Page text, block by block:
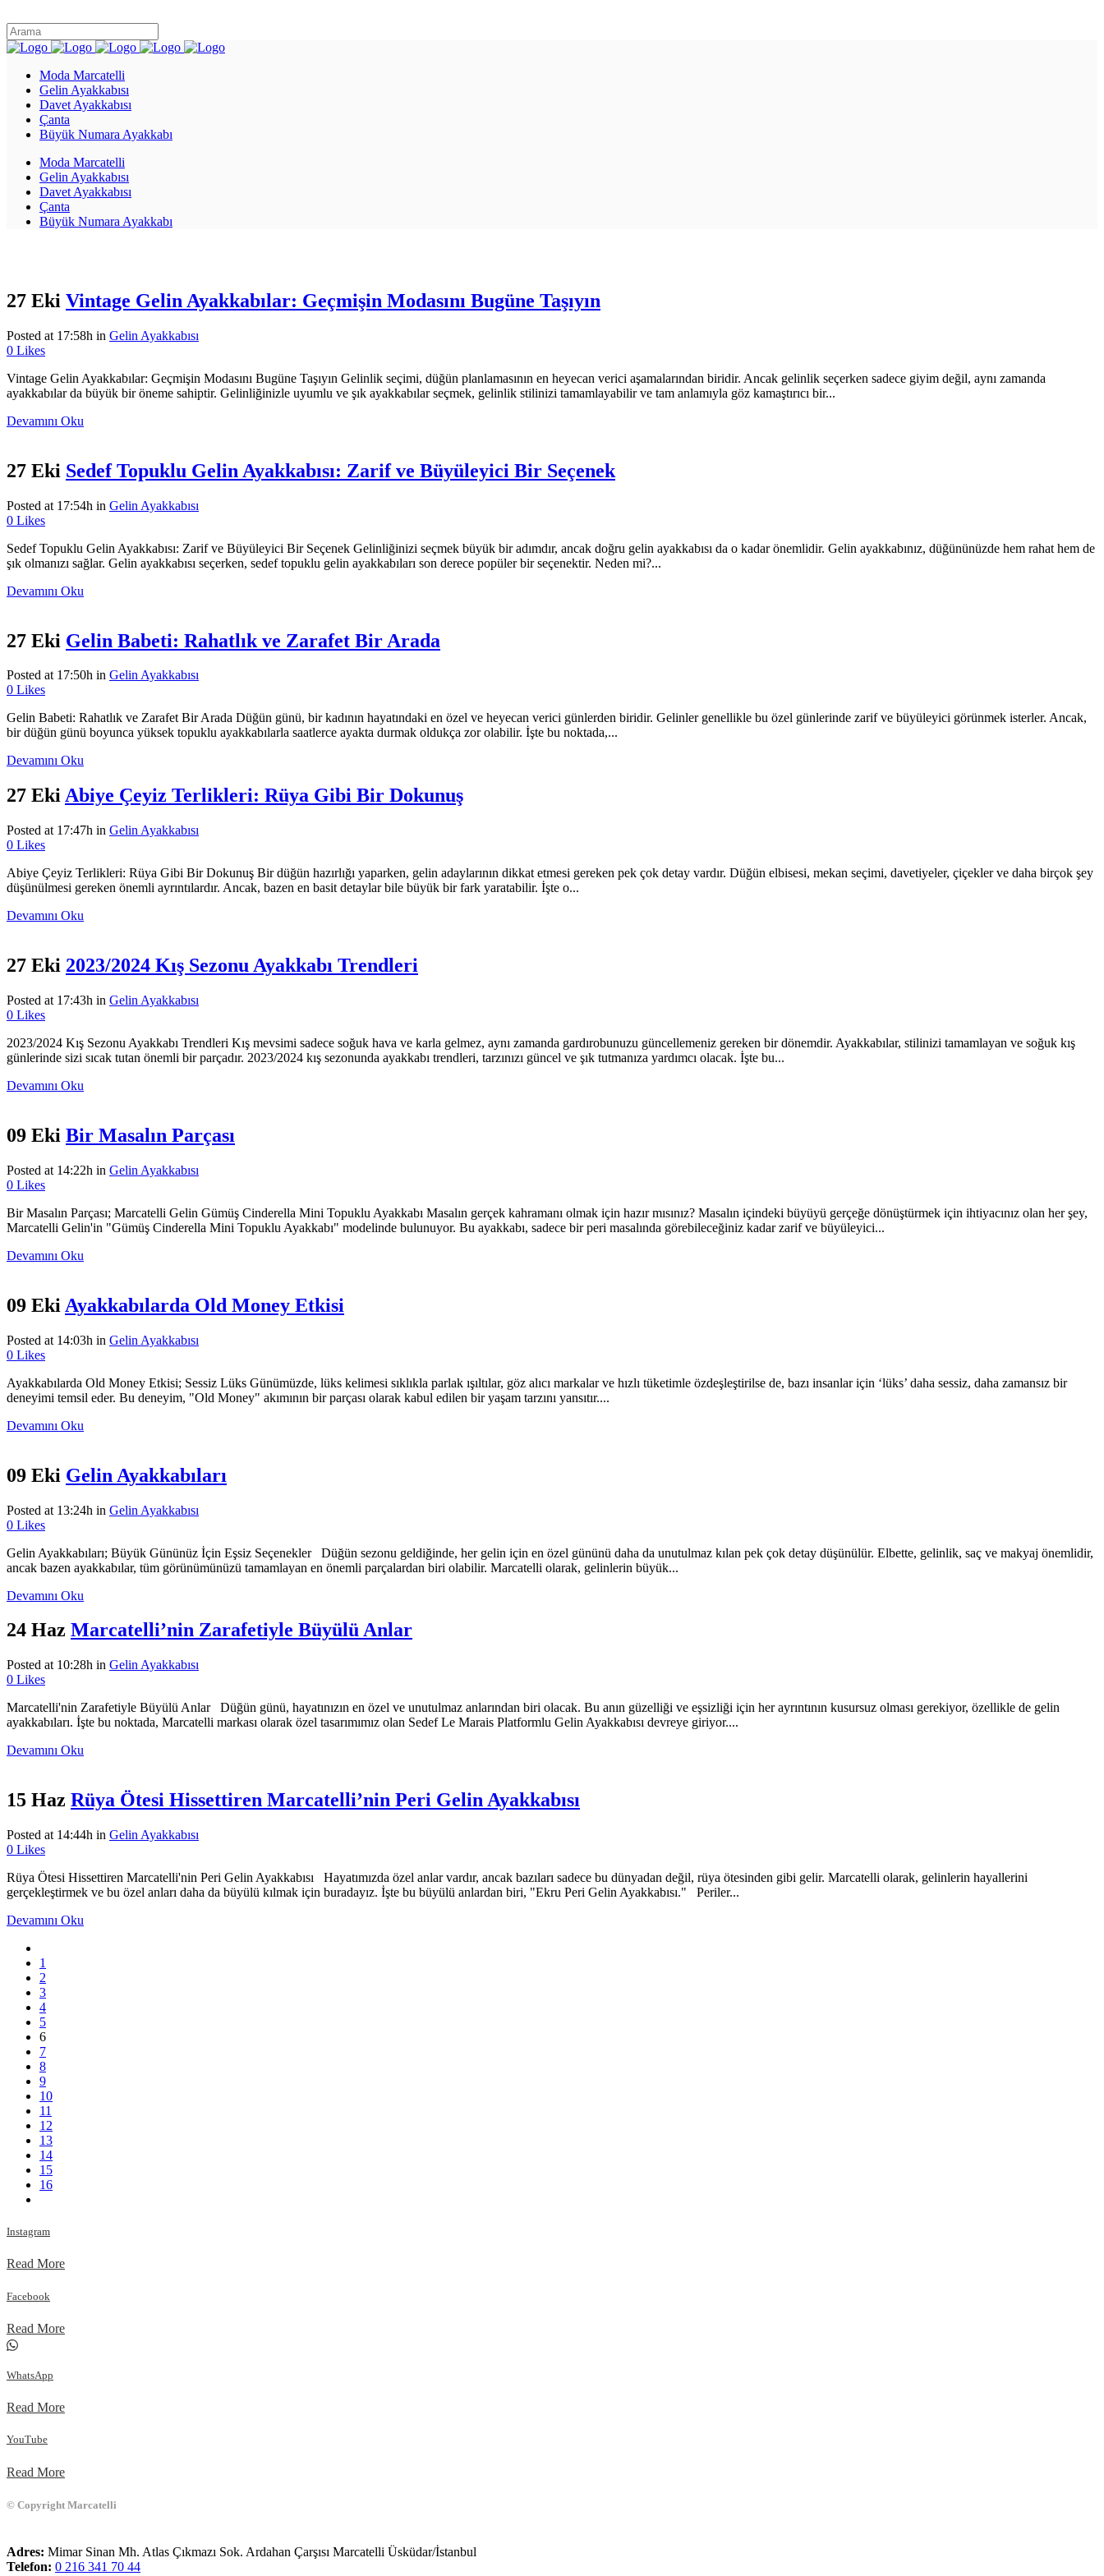
Moda Marcatelli
Gelin Ayakkabısı
Davet Ayakkabısı
Çanta
Büyük Numara Ayakkabı
Moda Marcatelli
Gelin Ayakkabısı
Davet Ayakkabısı
Çanta
Büyük Numara Ayakkabı
27 Eki Vintage Gelin Ayakkabılar: Geçmişin Modasını Bugüne Taşıyın
Posted at 17:58h in Gelin Ayakkabısı
0 Likes
Vintage Gelin Ayakkabılar: Geçmişin Modasını Bugüne Taşıyın Gelinlik seçimi, düğün planlamasının en heyecan verici aşamalarından biridir. Ancak gelinlik seçerken sadece giyim değil, aynı zamanda
ayakkabılar da büyük bir öneme sahiptir. Gelinliğinizle uyumlu ve şık ayakkabılar seçmek, gelinlik stilinizi tamamlayabilir ve tam anlamıyla göz kamaştırıcı bir...
Devamını Oku
27 Eki Sedef Topuklu Gelin Ayakkabısı: Zarif ve Büyüleyici Bir Seçenek
Posted at 17:54h in Gelin Ayakkabısı
0 Likes
Sedef Topuklu Gelin Ayakkabısı: Zarif ve Büyüleyici Bir Seçenek Gelinliğinizi seçmek büyük bir adımdır, ancak doğru gelin ayakkabısı da o kadar önemlidir. Gelin ayakkabınız, düğününüzde hem rahat hem de
şık olmanızı sağlar. Gelin ayakkabısı seçerken, sedef topuklu gelin ayakkabıları son derece popüler bir seçenektir. Neden mi?...
Devamını Oku
27 Eki Gelin Babeti: Rahatlık ve Zarafet Bir Arada
Posted at 17:50h in Gelin Ayakkabısı
0 Likes
Gelin Babeti: Rahatlık ve Zarafet Bir Arada Düğün günü, bir kadının hayatındaki en özel ve heyecan verici günlerden biridir. Gelinler genellikle bu özel günlerinde zarif ve büyüleyici görünmek isterler. Ancak,
bir düğün günü boyunca yüksek topuklu ayakkabılarla saatlerce ayakta durmak oldukça zor olabilir. İşte bu noktada,...
Devamını Oku
27 EkiAbiye Çeyiz Terlikleri: Rüya Gibi Bir Dokunuş
Posted at 17:47h in Gelin Ayakkabısı
0 Likes
Abiye Çeyiz Terlikleri: Rüya Gibi Bir Dokunuş Bir düğün hazırlığı yaparken, gelin adaylarının dikkat etmesi gereken pek çok detay vardır. Düğün elbisesi, mekan seçimi, davetiyeler, çiçekler ve daha birçok şey
düşünülmesi gereken önemli ayrıntılardır. Ancak, bazen en basit detaylar bile büyük bir fark yaratabilir. İşte o...
Devamını Oku
27 Eki 2023/2024 Kış Sezonu Ayakkabı Trendleri
Posted at 17:43h in Gelin Ayakkabısı
0 Likes
2023/2024 Kış Sezonu Ayakkabı Trendleri Kış mevsimi sadece soğuk hava ve karla gelmez, aynı zamanda gardırobunuzu güncellemeniz gereken bir dönemdir. Ayakkabılar, stilinizi tamamlayan ve soğuk kış
günlerinde sizi sıcak tutan önemli bir parçadır. 2023/2024 kış sezonunda ayakkabı trendleri, tarzınızı güncel ve şık tutmanıza yardımcı olacak. İşte bu...
Devamını Oku
09 Eki Bir Masalın Parçası
Posted at 14:22h in Gelin Ayakkabısı
0 Likes
Bir Masalın Parçası; Marcatelli Gelin Gümüş Cinderella Mini Topuklu Ayakkabı Masalın gerçek kahramanı olmak için hazır mısınız? Masalın içindeki büyüyü gerçeğe dönüştürmek için ihtiyacınız olan her şey,
Marcatelli Gelin'in "Gümüş Cinderella Mini Topuklu Ayakkabı" modelinde bulunuyor. Bu ayakkabı, sadece bir peri masalında görebileceğiniz kadar zarif ve büyüleyici...
Devamını Oku
09 Eki Ayakkabılarda Old Money Etkisi
Posted at 14:03h in Gelin Ayakkabısı
0 Likes
Ayakkabılarda Old Money Etkisi; Sessiz Lüks Günümüzde, lüks kelimesi sıklıkla parlak ışıltılar, göz alıcı markalar ve hızlı tüketimle özdeşleştirilse de, bazı insanlar için ‘lüks’ daha sessiz, daha zamansız bir
deneyimi temsil eder. Bu deneyim, "Old Money" akımının bir parçası olarak kabul edilen bir yaşam tarzını yansıtır....
Devamını Oku
09 Eki Gelin Ayakkabıları
Posted at 13:24h in Gelin Ayakkabısı
0 Likes
Gelin Ayakkabıları; Büyük Gününüz İçin Eşsiz Seçenekler Düğün sezonu geldiğinde, her gelin için en özel gününü daha da unutulmaz kılan pek çok detay düşünülür. Elbette, gelinlik, saç ve makyaj önemlidir,
ancak bazen ayakkabılar, tüm görünümünüzü tamamlayan en önemli parçalardan biri olabilir. Marcatelli olarak, gelinlerin büyük...
Devamını Oku
24 Haz Marcatelli’nin Zarafetiyle Büyülü Anlar
Posted at 10:28h in Gelin Ayakkabısı
0 Likes
Marcatelli'nin Zarafetiyle Büyülü Anlar Düğün günü, hayatınızın en özel ve unutulmaz anlarından biri olacak. Bu anın güzelliği ve eşsizliği için her ayrıntının kusursuz olması gerekiyor, özellikle de gelin
ayakkabıları. İşte bu noktada, Marcatelli markası olarak özel tasarımımız olan Sedef Le Marais Platformlu Gelin Ayakkabısı devreye giriyor....
Devamını Oku
15 Haz Rüya Ötesi Hissettiren Marcatelli’nin Peri Gelin Ayakkabısı
Posted at 14:44h in Gelin Ayakkabısı
0 Likes
Rüya Ötesi Hissettiren Marcatelli'nin Peri Gelin Ayakkabısı Hayatımızda özel anlar vardır, ancak bazıları sadece bu dünyadan değil, rüya ötesinden gibi gelir. Marcatelli olarak, gelinlerin hayallerini
gerçekleştirmek ve bu özel anları daha da büyülü kılmak için buradayız. İşte bu büyülü anlardan biri, "Ekru Peri Gelin Ayakkabısı." Periler...
Devamını Oku
1
2
3
4
5
6
7
8
9
10
11
12
13
14
15
16
Instagram
Read More
Facebook
Read More
WhatsApp
Read More
YouTube
Read More
© Copyright Marcatelli
Adres: Mimar Sinan Mh. Atlas Çıkmazı Sok. Ardahan Çarşısı Marcatelli Üsküdar/İstanbul
Telefon: 0 216 341 70 44